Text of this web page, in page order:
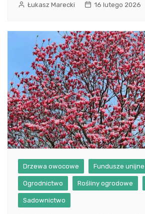
Łukasz Marecki 16 lutego 2026
Drzewa owocowe Fundusze unijne
Ogrodnictwo Rośliny ogrodowe
Sadownictwo